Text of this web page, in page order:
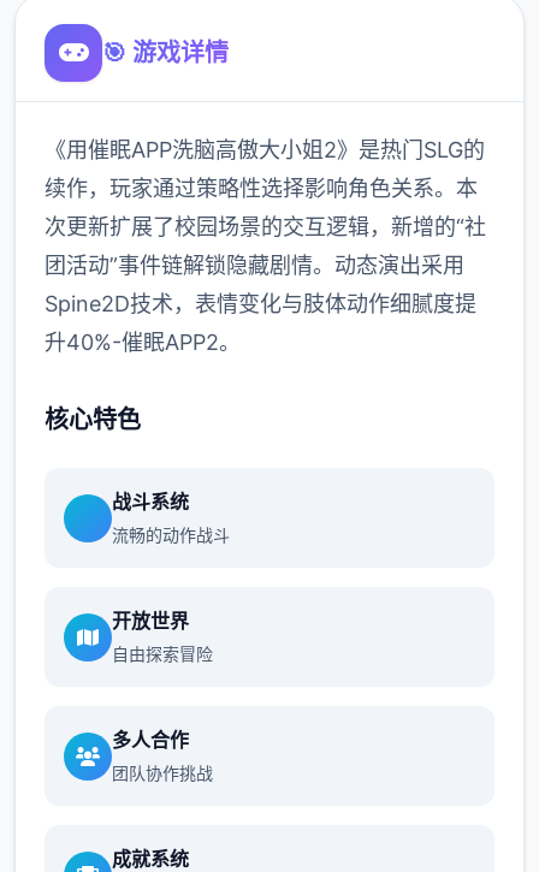
🎯 游戏详情
《用催眠APP洗脑高傲大小姐2》是热门SLG的
续作，玩家通过策略性选择影响角色关系。本
次更新扩展了校园场景的交互逻辑，新增的“社
团活动”事件链解锁隐藏剧情。动态演出采用
Spine2D技术，表情变化与肢体动作细腻度提
升40%-催眠APP2。
核心特色
战斗系统
流畅的动作战斗
开放世界
自由探索冒险
多人合作
团队协作挑战
成就系统